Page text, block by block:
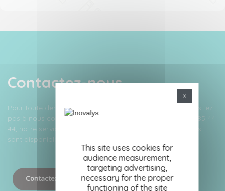
Contactez-nous
Pour toute demande de devis ou de renseignements n’hésitez
pas à nous contacter à contact@inovalys.fr ou au 02 51 85 44
44, notre service commercial et nos conseillers techniques
sont disponibles pour répondre à vos interrogations.
Contactez-nous Demande de devis
X
This site uses cookies for
audience measurement,
targeting advertising,
necessary for the proper
functioning of the site